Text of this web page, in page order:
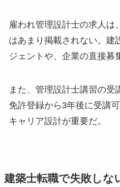
雇われ管理設計士の求人は
はあまり掲載されない。建
ジェントや、企業の直接募
また、管理設計士講習の受
免許登録から3年後に受講
キャリア設計が重要だ。
建築士転職で失敗しな